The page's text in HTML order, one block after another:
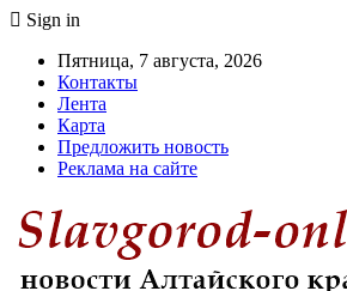
Sign in
Пятница, 7 августа, 2026
Контакты
Лента
Карта
Предложить новость
Реклама на сайте